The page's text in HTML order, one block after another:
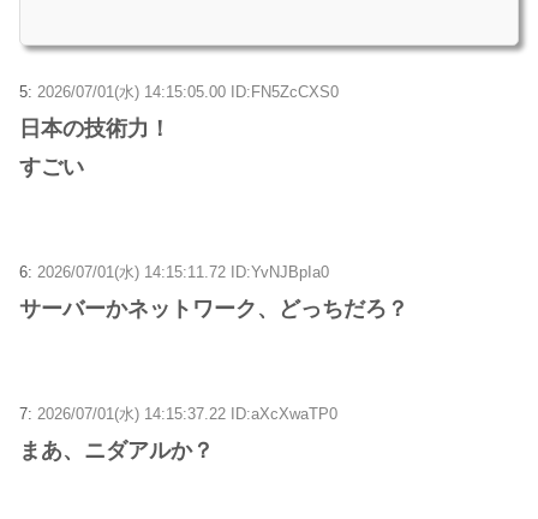
5: 2026/07/01(水) 14:15:05.00 ID:FN5ZcCXS0
日本の技術力！
すごい
6: 2026/07/01(水) 14:15:11.72 ID:YvNJBpIa0
サーバーかネットワーク、どっちだろ？
7: 2026/07/01(水) 14:15:37.22 ID:aXcXwaTP0
まあ、ニダアルか？